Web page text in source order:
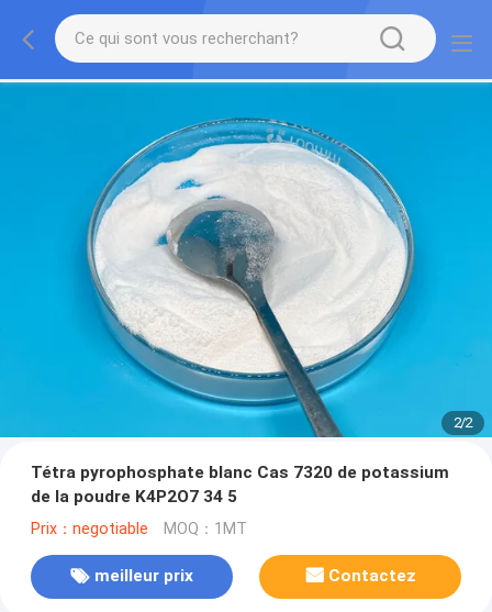
2/2
Tétra pyrophosphate blanc Cas 7320 de potassium
de la poudre K4P2O7 34 5
Prix：negotiable MOQ：1MT
meilleur prix Contactez